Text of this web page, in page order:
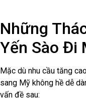
Những
Yến Sào Đi
Mặc dù nhu cầu tăng
sang Mỹ không hề dễ
vấn đề sau: